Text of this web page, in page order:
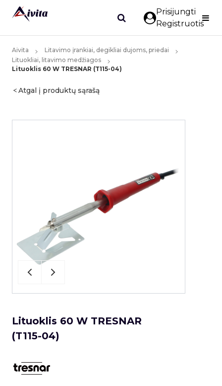
Prisijungti
Registruotis
Aivita
Litavimo įrankiai, degikliai dujoms, priedai
Lituokliai, litavimo medžiagos
Lituoklis 60 W TRESNAR (T115-04)
Atgal į produktų sąrašą
Lituoklis 60 W TRESNAR
(T115-04)